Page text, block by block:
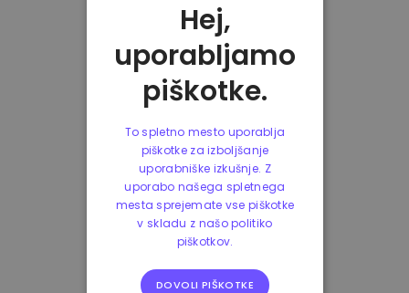
Hej,
uporabljamo
piškotke.
To spletno mesto uporablja
piškotke za izboljšanje
uporabniške izkušnje. Z
uporabo našega spletnega
mesta sprejemate vse piškotke
v skladu z našo politiko
piškotkov.
DOVOLI PIŠKOTKE